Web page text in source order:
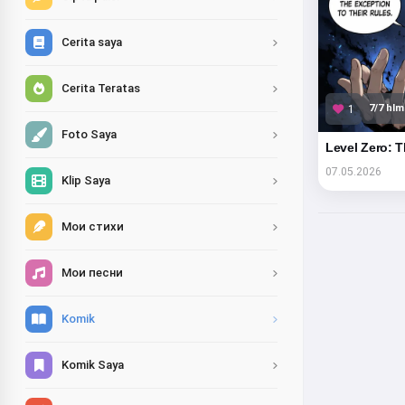
Cerita saya
Cerita Teratas
Foto Saya
Klip Saya
Мои стихи
Мои песни
Komik
Komik Saya
1 7/7
Level Zero:
07.05.2026